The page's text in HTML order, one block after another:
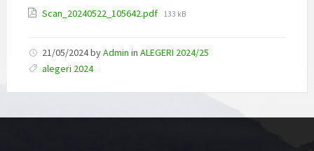
Scan_20240522_105642.pdf File
133 kB
21/05/2024byAdmin in ALEGERI 2024/25
alegeri 2024